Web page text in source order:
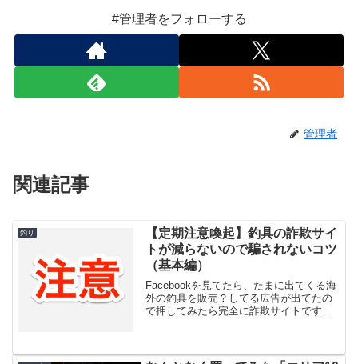
#管理者をフォローする
管理者
関連記事
釣り
【定期注意喚起】釣具の詐欺サイ
トが減らないので騙されないコツ
（基本編）
Facebookを見てたら、たまに出てくる海
外の釣具を販売？してる広告が出てたの
で押してみたら完全に詐欺サイトです。